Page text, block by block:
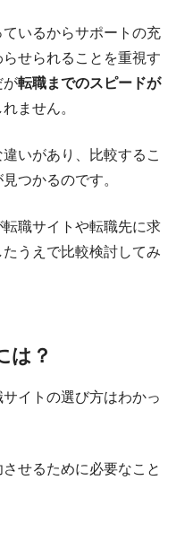
いるからサポートの充
せられることを重視す
が転職までのスピードが
ません。
いがあり、比較するこ
つかるのです。
職サイトや転職先に求
うえで比較検討してみ
は？
イトの選び方はわかっ
せるために必要なこと